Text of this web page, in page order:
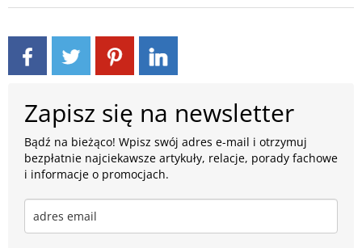
Zapisz się na newsletter
Bądź na bieżąco! Wpisz swój adres e-mail i otrzymuj
bezpłatnie najciekawsze artykuły, relacje, porady fachowe
i informacje o promocjach.